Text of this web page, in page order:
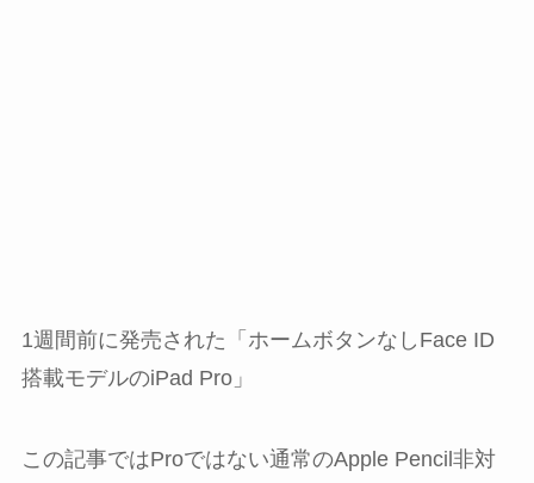
1週間前に発売された「ホームボタンなしFace ID
搭載モデルのiPad Pro」
この記事ではProではない通常のApple Pencil非対